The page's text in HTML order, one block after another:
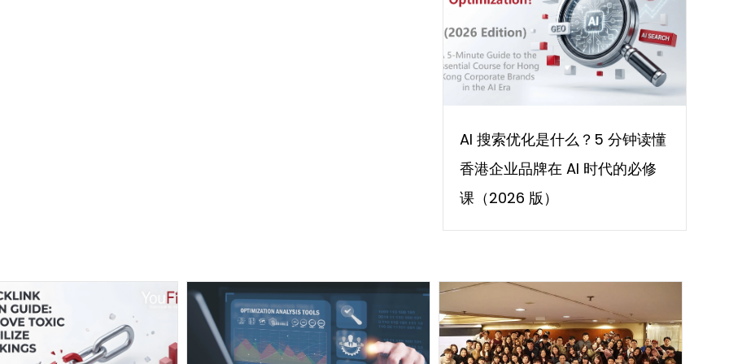
AI 搜索优化是什么？5 分钟读懂
香港企业品牌在 AI 时代的必修
课（2026 版）